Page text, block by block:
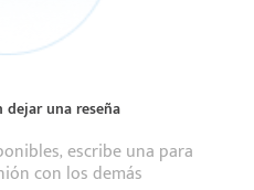
dejar una reseña
escribe una para
con los demás